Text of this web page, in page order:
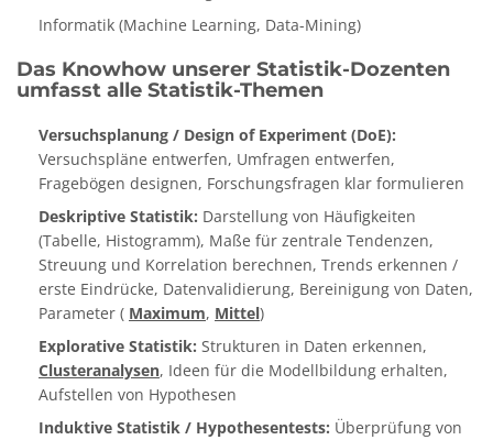
Informatik (Machine Learning, Data-Mining)
Das Knowhow unserer Statistik-Dozenten
umfasst alle Statistik-Themen
Versuchsplanung / Design of Experiment (DoE):
Versuchspläne entwerfen, Umfragen entwerfen,
Fragebögen designen, Forschungsfragen klar formulieren
Deskriptive Statistik: Darstellung von Häufigkeiten
(Tabelle, Histogramm), Maße für zentrale Tendenzen,
Streuung und Korrelation berechnen, Trends erkennen /
erste Eindrücke, Datenvalidierung, Bereinigung von Daten,
Parameter ( Maximum, Mittel)
Explorative Statistik: Strukturen in Daten erkennen,
Clusteranalysen, Ideen für die Modellbildung erhalten,
Aufstellen von Hypothesen
Induktive Statistik / Hypothesentests: Überprüfung von